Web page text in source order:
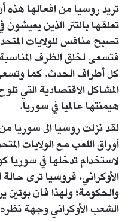
تريد روسيا من افعالها
تعلقها بالتتر الذين يعيشون
تصبح منافس للولايات
فتسعى لخلق الظرف
كل أطراف الحدث. كما
المشاكل الاقتصادية التي
هيمنتها عالميا في سوريا.
لقد نزلت روسيا الى سوريا
أوراق اللعب مع الولايات
لاستخدام تدخلها في سوريا
الأوكراني، فروسيا ترى حالة
والحكومة؛ ولهذا فان بوتين
الشعب الأوكراني وجهة